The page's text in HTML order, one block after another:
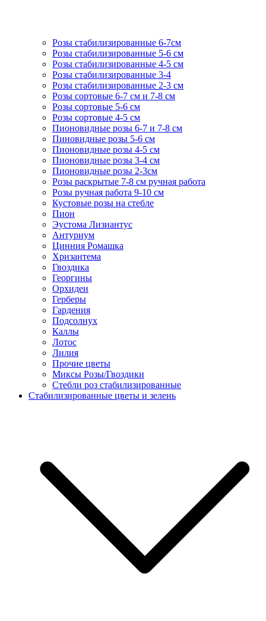
Розы стабилизированные 6-7см
Розы стабилизированные 5-6 см
Розы стабилизированные 4-5 см
Розы стабилизированные 3-4
Розы стабилизированные 2-3 см
Розы сортовые 6-7 см и 7-8 см
Розы сортовые 5-6 см
Розы сортовые 4-5 см
Пионовидные розы 6-7 и 7-8 см
Пиновидные розы 5-6 см
Пионовидные розы 4-5 см
Пионовидные розы 3-4 см
Пионовидные розы 2-3см
Розы раскрытые 7-8 см ручная работа
Розы ручная работа 9-10 см
Кустовые розы на стебле
Пион
Эустома Лизиантус
Антуриум
Цинния Ромашка
Хризантема
Гвоздика
Георгины
Орхидеи
Герберы
Гардения
Подсолнух
Каллы
Лотос
Лилия
Прочие цветы
Миксы Розы/Гвоздики
Стебли роз стабилизированные
Стабилизированные цветы и зелень